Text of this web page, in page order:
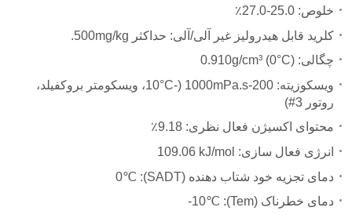
خلوص: 25.0-27.0٪
کلرید قابل هیدرولیز غیر آلی/آلی: حداکثر 500mg/kg
.
چگالی:0.910g/cm³ (0°C)
ویسکوزیته: 200-1000mPa.s (-10°C، ویسکومتر بروکفیلد،
روتور 3#)
محتوای اکسیژن فعال نظری: 9.18٪
انرژی فعال سازی: 109.06 kJ/mol
دمای تجزیه خود شتاب دهنده (SADT):
0℃
دمای خطرناک (Tem):
-10℃